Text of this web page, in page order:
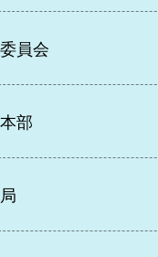
員会
部